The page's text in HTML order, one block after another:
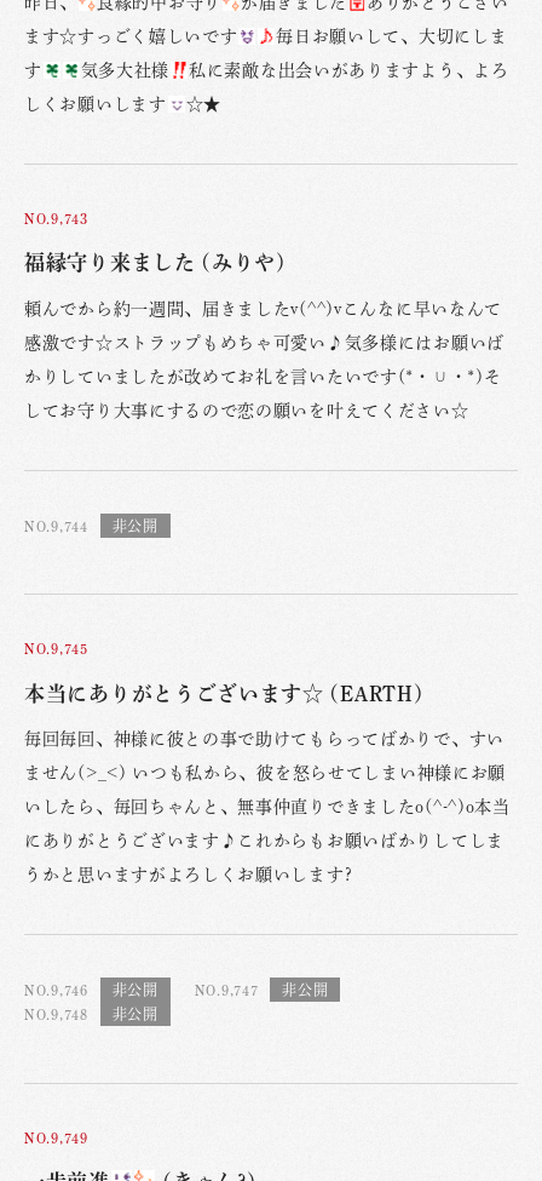
ます☆すっごく嬉しいです
毎日お願いして、大切にしま
す
気多大社様
私に素敵な出会いがありますよう、よろ
しくお願いします
☆★
NO.9,743
福縁守り来ました (みりや)
頼んでから約一週間、届きましたv(^^)vこんなに早いなんて
感激です☆ストラップもめちゃ可愛い♪気多様にはお願いば
かりしていましたが改めてお礼を言いたいです(*・∪・*)そ
してお守り大事にするので恋の願いを叶えてください☆
NO.9,744
NO.9,745
本当にありがとうございます☆ (EARTH)
毎回毎回、神様に彼との事で助けてもらってばかりで、すい
ません(>_<) いつも私から、彼を怒らせてしまい神様にお願
いしたら、毎回ちゃんと、無事仲直りできましたo(^-^)o本当
にありがとうございます♪これからもお願いばかりしてしま
うかと思いますがよろしくお願いします?
NO.9,746
NO.9,747
NO.9,748
NO.9,749